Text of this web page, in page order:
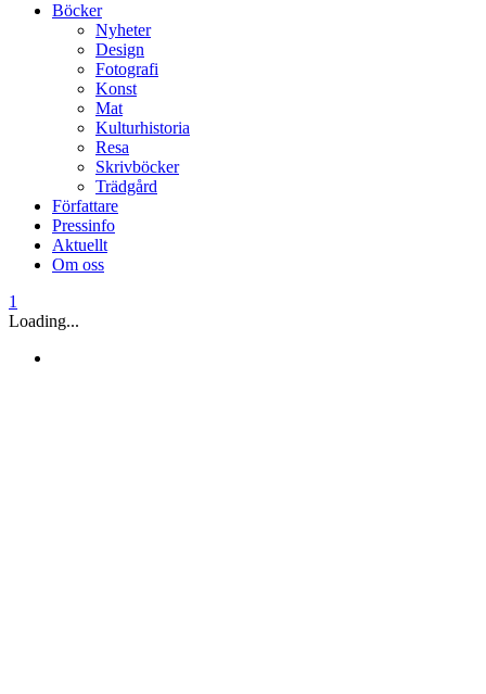
Böcker
Nyheter
Design
Fotografi
Konst
Mat
Kulturhistoria
Resa
Skrivböcker
Trädgård
Författare
Pressinfo
Aktuellt
Om oss
1
Loading...